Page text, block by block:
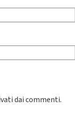
dai commenti.